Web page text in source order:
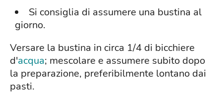
Si consiglia di assumere una bustina al
giorno.
Versare la bustina in circa 1/4 di bicchiere
d'acqua; mescolare e assumere subito dopo
la preparazione, preferibilmente lontano dai
pasti.